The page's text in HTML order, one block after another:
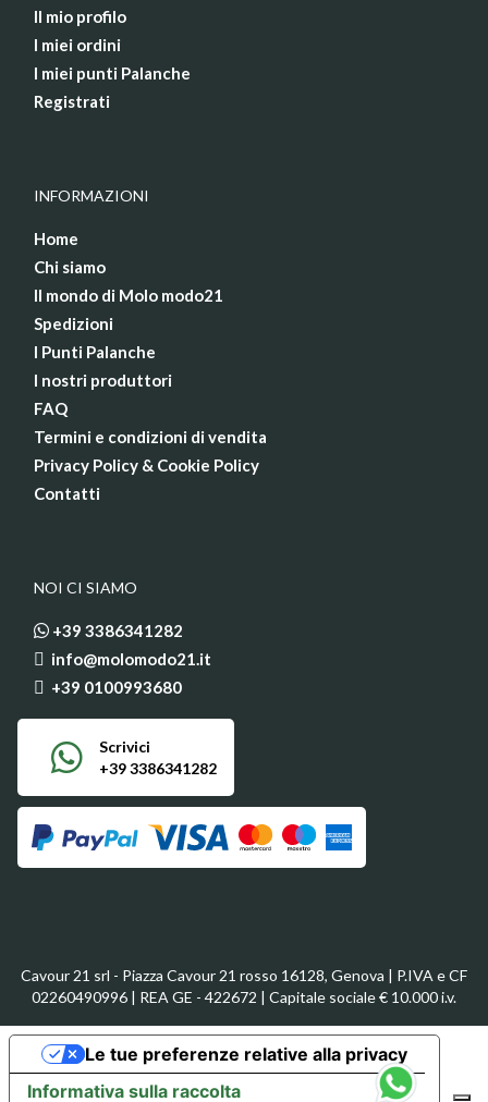
Il mio profilo
I miei ordini
I miei punti Palanche
Registrati
INFORMAZIONI
Home
Chi siamo
Il mondo di Molo modo21
Spedizioni
I Punti Palanche
I nostri produttori
FAQ
Termini e condizioni di vendita
Privacy Policy & Cookie Policy
Contatti
NOI CI SIAMO
+39 3386341282
info@molomodo21.it
+39 0100993680
Scrivici
+39 3386341282
Cavour 21 srl - Piazza Cavour 21 rosso 16128, Genova | P.IVA e CF
02260490996 | REA GE - 422672 | Capitale sociale € 10.000 i.v.
Informativa sulla raccolta
Le tue preferenze relative alla privacy